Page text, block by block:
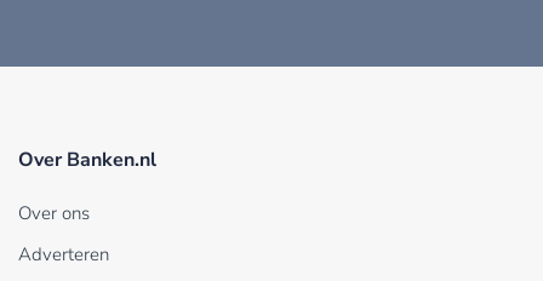
Over Banken.nl
Over ons
Adverteren